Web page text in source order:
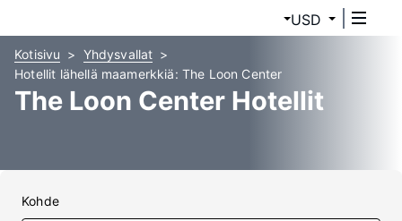
USD
Kotisivu
Yhdysvallat
Hotellit lähellä maamerkkiä: The Loon Center
The Loon Center Hotellit
Kohde